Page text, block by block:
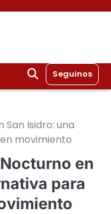
Seguinos
Isidro: una
movimiento
en
para